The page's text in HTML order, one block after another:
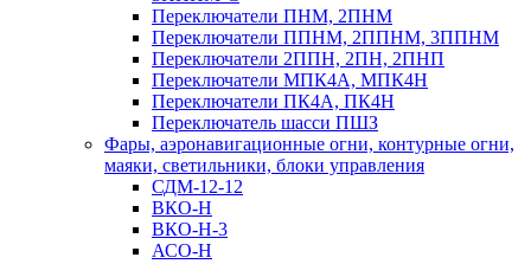
Переключатели ПНМ, 2ПНМ
Переключатели ППНМ, 2ППНМ, 3ППНМ
Переключатели 2ППН, 2ПН, 2ПНП
Переключатели МПК4А, МПК4Н
Переключатели ПК4А, ПК4Н
Переключатель шасси ПШЗ
Фары, аэронавигационные огни, контyрные огни,
маяки, светильники, блоки управления
СДМ-12-12
ВКО-Н
ВКО-Н-3
АСО-Н